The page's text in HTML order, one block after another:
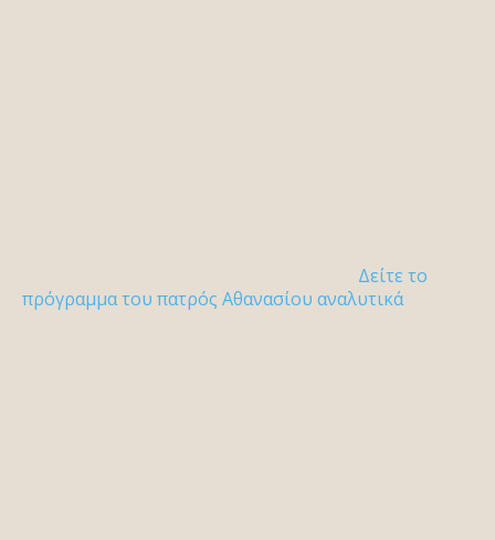
Δείτε το
πρόγραμμα του πατρός Αθανασίου αναλυτικά